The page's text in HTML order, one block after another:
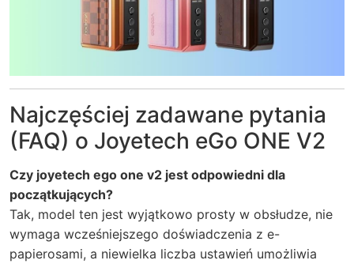
Najczęściej zadawane pytania
(FAQ) o Joyetech eGo ONE V2
Czy joyetech ego one v2 jest odpowiedni dla
początkujących?
Tak, model ten jest wyjątkowo prosty w obsłudze, nie
wymaga wcześniejszego doświadczenia z e-
papierosami, a niewielka liczba ustawień umożliwia